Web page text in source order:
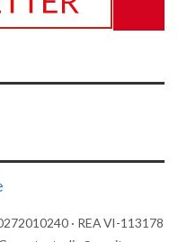
· REA VI-113178